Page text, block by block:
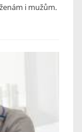
i mužům.